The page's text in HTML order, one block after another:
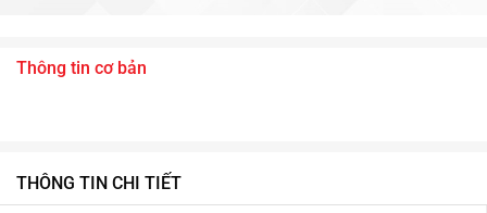
Thông tin cơ bản
THÔNG TIN CHI TIẾT